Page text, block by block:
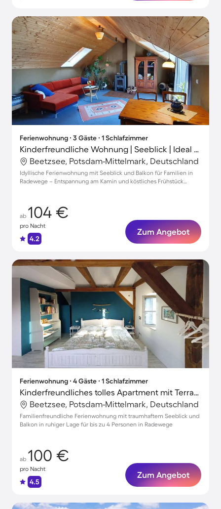
Ferienwohnung ∙ 3 Gäste ∙ 1 Schlafzimmer
Kinderfreundliche Wohnung | Seeblick | Ideal für Homeoffice
Beetzsee, Potsdam-Mittelmark, Deutschland
Idyllische Ferienwohnung mit Seeblick und Balkon für Familien in
Radewege – Entspannung am Kamin und köstliches Frühstück
ab 104 €
pro Nacht
4.2
Zum Angebot
Ferienwohnung ∙ 4 Gäste ∙ 1 Schlafzimmer
Kinderfreundliches tolles Apartment mit Terrasse | Seeblick
Beetzsee, Potsdam-Mittelmark, Deutschland
Familienfreundliche Ferienwohnung mit traumhaftem Seeblick und
Balkon in ruhiger Lage für bis zu 4 Personen in Radewege
ab 100 €
pro Nacht
4.5
Zum Angebot